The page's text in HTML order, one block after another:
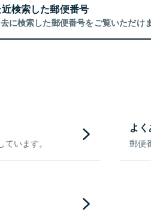
検索した郵便番号
に検索した郵便番号をご覧いただけま
います。
よ
郵便